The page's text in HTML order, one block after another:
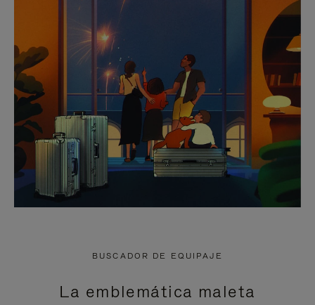
BUSCADOR DE EQUIPAJE
La emblemática maleta